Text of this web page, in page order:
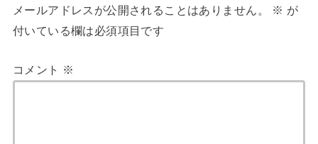
メールアドレスが公開されることはありません。 ※ が
付いている欄は必須項目です
コメント ※